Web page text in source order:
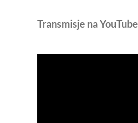
Transmisje na YouTube